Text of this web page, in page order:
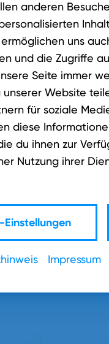
anderen
uns
und die Zugriffe
Seite immer
unserer Website
für soziale
diese
du ihnen zur
Nutzung ihrer
Impressum
in unser